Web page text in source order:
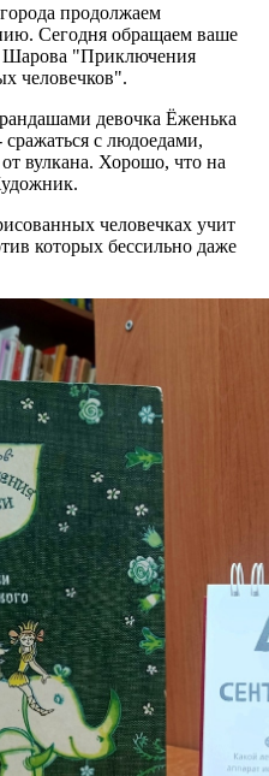
продолжаем
Сегодня обращаем ваше
Шарова "Приключения
человечков".
девочка Ёженька
с людоедами,
от вулкана. Хорошо, что на
человечках учит
которых бессильно даже